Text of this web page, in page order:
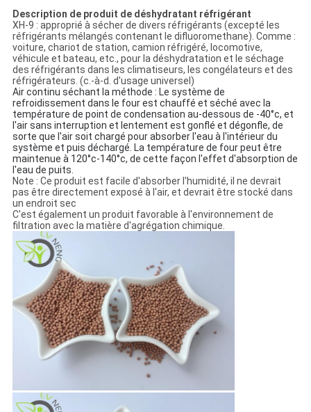
Description de produit de déshydratant réfrigérant
XH-9 : approprié à sécher de divers réfrigérants (excepté les
réfrigérants mélangés contenant le difluoromethane). Comme :
voiture, chariot de station, camion réfrigéré, locomotive,
véhicule et bateau, etc., pour la déshydratation et le séchage
des réfrigérants dans les climatiseurs, les congélateurs et des
réfrigérateurs. (c.-à-d. d'usage universel)
Air continu séchant la méthode : Le système de
refroidissement dans le four est chauffé et séché avec la
température de point de condensation au-dessous de -40°c, et
l'air sans interruption et lentement est gonflé et dégonfle, de
sorte que l'air soit chargé pour absorber l'eau à l'intérieur du
système et puis déchargé. La température de four peut être
maintenue à 120°c-140°c, de cette façon l'effet d'absorption de
l'eau de puits.
Note : Ce produit est facile d'absorber l'humidité, il ne devrait
pas être directement exposé à l'air, et devrait être stocké dans
un endroit sec
C'est également un produit favorable à l'environnement de
filtration avec la matière d'agrégation chimique.